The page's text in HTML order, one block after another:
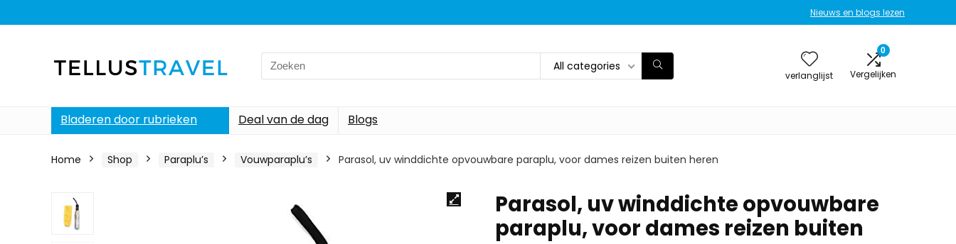
Nieuws en blogs lezen
Search
for:
All categories
verlanglijst
0
Vergelijken
Bladeren door rubrieken Deal van de dag Blogs
Home Shop Paraplu’s Vouwparaplu’s Parasol, uv winddichte opvouwbare paraplu, voor dames reizen buiten heren
Parasol, uv winddichte opvouwbare
paraplu, voor dames reizen buiten